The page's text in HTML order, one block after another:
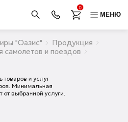
0
МЕНЮ
"Оазис"
Продукция
самолетов и поездов
товаров и услуг
Минимальная
от выбранной услуги.